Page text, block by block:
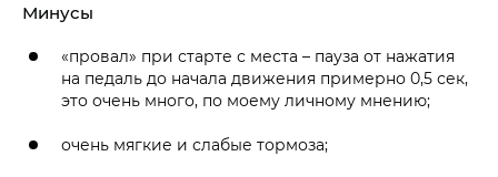
Минусы
«провал» при старте с места – пауза от нажатия
на педаль до начала движения примерно 0,5 сек,
это очень много, по моему личному мнению;
очень мягкие и слабые тормоза;